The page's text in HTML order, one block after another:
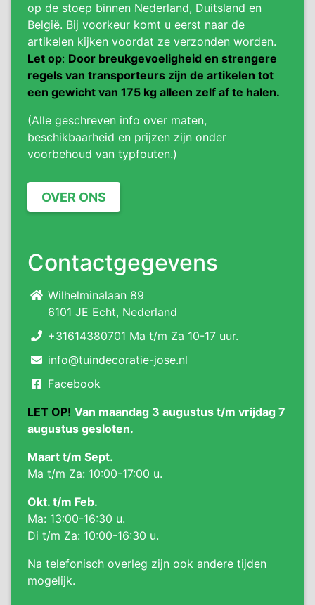
op de stoep binnen Nederland, Duitsland en
België. Bij voorkeur komt u eerst naar de
artikelen kijken voordat ze verzonden worden.
Let op: Door breukgevoeligheid en strengere
regels van transporteurs zijn de artikelen tot
een gewicht van 175 kg alleen zelf af te halen.
(Alle geschreven info over maten,
beschikbaarheid en prijzen zijn onder
voorbehoud van typfouten.)
OVER ONS
Contactgegevens
Wilhelminalaan 89
6101 JE Echt, Nederland
+31614380701 Ma t/m Za 10-17 uur.
info@tuindecoratie-jose.nl
Facebook
LET OP! Van maandag 3 augustus t/m vrijdag 7
augustus gesloten.
Maart t/m Sept.
Ma t/m Za: 10:00-17:00 u.
Okt. t/m Feb.
Ma: 13:00-16:30 u.
Di t/m Za: 10:00-16:30 u.
Na telefonisch overleg zijn ook andere tijden
mogelijk.